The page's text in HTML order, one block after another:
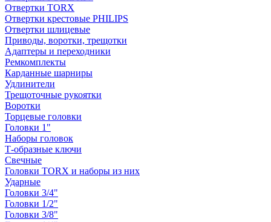
Отвертки TORX
Отвертки крестовые PHILIPS
Отвертки шлицевые
Приводы, воротки, трещотки
Адаптеры и переходники
Ремкомплекты
Карданные шарниры
Удлинители
Трещоточные рукоятки
Воротки
Торцевые головки
Головки 1"
Наборы головок
Т-образные ключи
Свечные
Головки TORX и наборы из них
Ударные
Головки 3/4"
Головки 1/2"
Головки 3/8"